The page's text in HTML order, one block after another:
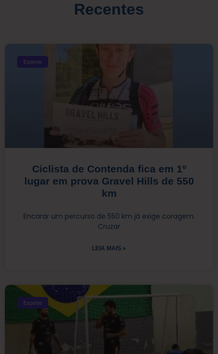
Recentes
Esporte
Ciclista de Contenda fica em 1º
lugar em prova Gravel Hills de 550
km
Encarar um percurso de 550 km já exige coragem.
Cruzar
LEIA MAIS »
Esporte